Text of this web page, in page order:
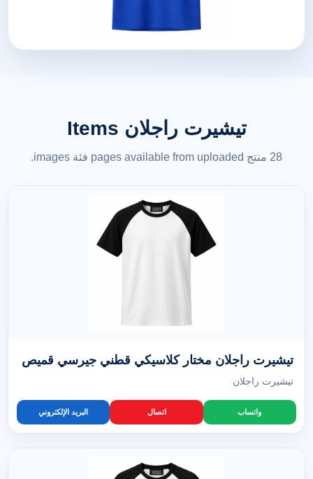
تيشيرت راجلان Items
28 منتج pages available from uploaded فئة images.
تيشيرت راجلان مختار كلاسيكي قطني جيرسي قميص
تيشيرت راجلان
واتساب اتصال البريد الإلكتروني